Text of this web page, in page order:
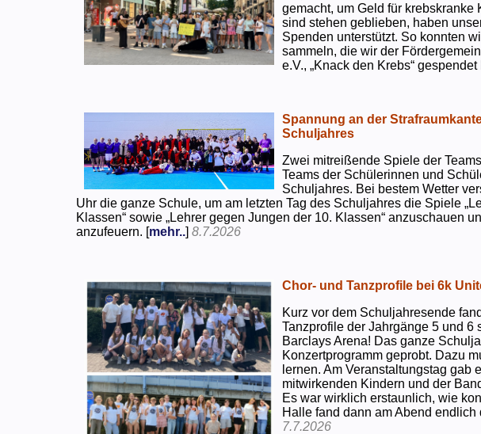
gemacht, um Geld für
sind stehen geblieben, haben
Spenden unterstützt. So konnten
sammeln, die wir der
e.V., „Knack den Krebs“ gespendet
Spannung an der
Schuljahres
Zwei mitreißende Spiele der
Teams der Schülerinnen und
Schuljahres. Bei bestem Wetter
Uhr die ganze Schule, um am letzten Tag des Schuljahres die Spiele
Klassen“ sowie „Lehrer gegen Jungen der 10. Klassen“ anzuschauen
anzufeuern. [mehr..]8.7.2026
Chor- und Tanzprofile bei 6k
Kurz vor dem Schuljahresende
Tanzprofile der Jahrgänge 5 und 6
Barclays Arena! Das ganze
Konzertprogramm geprobt. Dazu
lernen. Am Veranstaltungstag gab
mitwirkenden Kindern und der
Es war wirklich erstaunlich, wie
Halle fand dann am Abend endlich
7.7.2026